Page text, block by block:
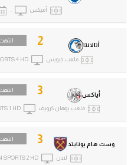
رياضة نسائية
أمريكا
وست هام يونايتد 3
لندن SPORTS 2 HD
أياكس 3
ملعب يوهان كرويف 1 HD
أتالانتا 2
ملعب جيويس 4 HD
أميكس